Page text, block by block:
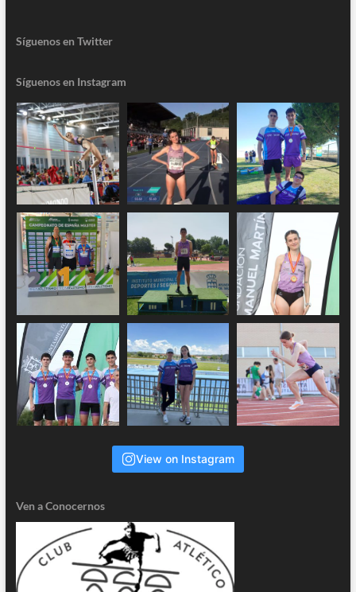
Síguenos en Twitter
Síguenos en Instagram
View on Instagram
Ven a Conocernos